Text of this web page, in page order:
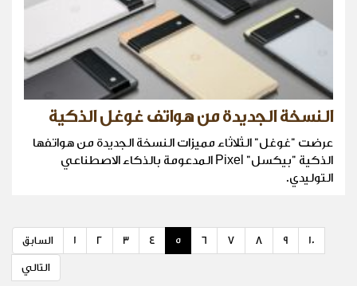
النسخة الجديدة من هواتف غوغل الذكية
عرضت "غوغل" الثلاثاء مميزات النسخة الجديدة من هواتفها
الذكية "بيكسل" Pixel المدعومة بالذكاء الاصطناعي
التوليدي.
السابق 1 2 3 4 5 6 7 8 9 10
التالي